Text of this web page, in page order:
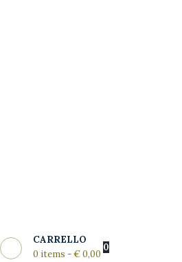
CARRELLO
0 items -€ 0,00
0
Mese